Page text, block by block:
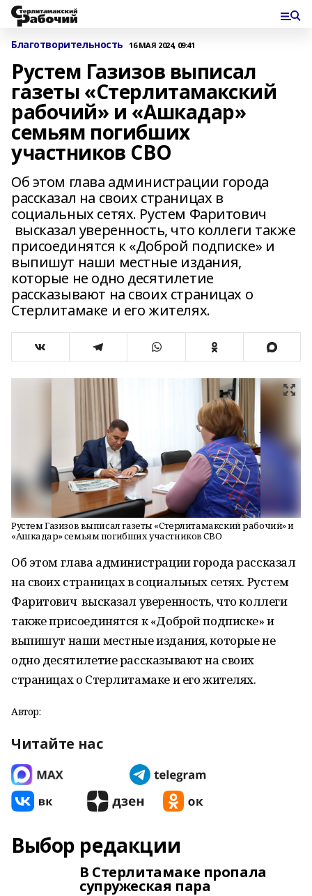
Благотворительность 16 МАЯ 2024, 09:41
Рустем Газизов выписал
газеты «Стерлитамакский
рабочий» и «Ашкадар»
семьям погибших
участников СВО
Об этом глава администрации города
рассказал на своих страницах в
социальных сетях. Рустем Фаритович
высказал уверенность, что коллеги также
присоединятся к «Доброй подписке» и
выпишут наши местные издания,
которые не одно десятилетие
рассказывают на своих страницах о
Стерлитамаке и его жителях.
Рустем Газизов выписал газеты «Стерлитамакский рабочий» и
«Ашкадар» семьям погибших участников СВО
Об этом глава администрации города рассказал
на своих страницах в социальных сетях. Рустем
Фаритович высказал уверенность, что коллеги
также присоединятся к «Доброй подписке» и
выпишут наши местные издания, которые не
одно десятилетие рассказывают на своих
страницах о Стерлитамаке и его жителях.
Автор:
Читайте нас
Выбор редакции
В Стерлитамаке пропала
супружеская пара